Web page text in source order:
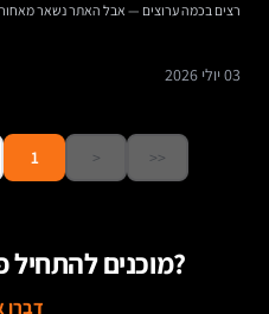
רצים בכמה ערוצים — אבל האתר נשאר
03 יולי 2026
<<
<
1
מוכנים להתחיל פרויקט בניית אתר?
דברו